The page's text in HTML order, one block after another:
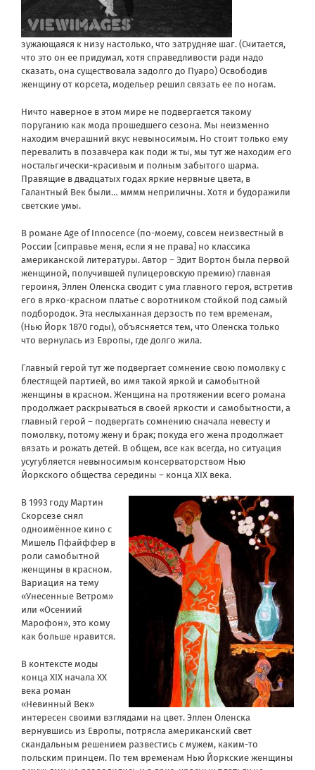
зужающаяся к низу настолько, что затрудняе шаг. (Считается,
что это он ее придумал, хотя справедливости ради надо
сказать, она существовала задолго до Пуаро) Освободив
женщину от корсета, модельер решил связать ее по ногам.
Ничто наверное в этом мире не подвергается такому
поруганию как мода прошедшего сезона. Мы неизменно
находим вчерашний вкус невыносимым. Но стоит только ему
перевалить в позавчера как поди ж ты, мы тут же находим его
ностальгически-красивым и полным забытого шарма.
Правящие в двадцатых годах яркие нервные цвета, в
Галантный Век были… мммм неприличны. Хотя и будоражили
светские умы.
В романе Age of Innocence (по-моему, совсем неизвестный в
России [сиправье меня, если я не права] но классика
американской литературы. Автор – Эдит Вортон была первой
женщиной, получившей пулицеровскую премию) главная
героиня, Эллен Оленска сводит с ума главного героя, встретив
его в ярко-красном платье с воротником стойкой под самый
подбородок. Эта неслыханная дерзость по тем временам,
(Нью Йорк 1870 годы), объясняется тем, что Оленска только
что вернулась из Европы, где долго жила.
Главный герой тут же подвергает сомнение свою помолвку с
блестящей партией, во имя такой яркой и самобытной
женщины в красном. Женщина на протяжении всего романа
продолжает раскрываться в своей яркости и самобытности, а
главный герой – подвергать сомнению сначала невесту и
помолвку, потому жену и брак; покуда его жена продолжает
вязать и рожать детей. В общем, все как всегда, но ситуация
усугубляется невыносимым консерваторством Нью
Йоркского общества середины – конца XIX века.
В 1993 году Мартин
Скорсезе снял
одноимённое кино с
Мишель Пфайффер в
роли самобытной
женщины в красном.
Вариация на тему
«Унесенные Ветром»
или «Осениий
Марофон», это кому
как больше нравится.
В контексте моды
конца XIX начала XX
века роман
«Невинный Век»
интересен своими взглядами на цвет. Эллен Оленска
вернувшись из Европы, потрясла американский свет
скандальным решением развестись с мужем, каким-то
польским принцем. По тем временам Нью Йоркские женщины